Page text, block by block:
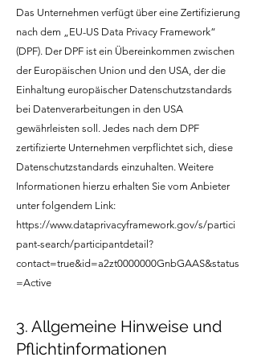
Das Unternehmen verfügt über eine Zertifizierung
nach dem „EU-US Data Privacy Framework“
(DPF). Der DPF ist ein Übereinkommen zwischen
der Europäischen Union und den USA, der die
Einhaltung europäischer Datenschutzstandards
bei Datenverarbeitungen in den USA
gewährleisten soll. Jedes nach dem DPF
zertifizierte Unternehmen verpflichtet sich, diese
Datenschutzstandards einzuhalten. Weitere
Informationen hierzu erhalten Sie vom Anbieter
unter folgendem Link:
https://www.dataprivacyframework.gov/s/partici
pant-search/participantdetail?
contact=true&id=a2zt0000000GnbGAAS&status
=Active
3. Allgemeine Hinweise und
Pflichtinformationen